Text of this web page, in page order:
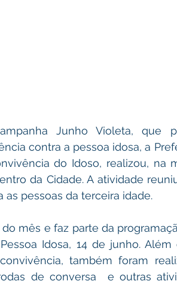
Junho Violeta, que
contra a pessoa idosa, a
do Idoso, realizou, na
da Cidade. A atividade
pessoas da terceira idade.
mês e faz parte da
Idosa, 14 de junho.
também foram
de conversa  e outras